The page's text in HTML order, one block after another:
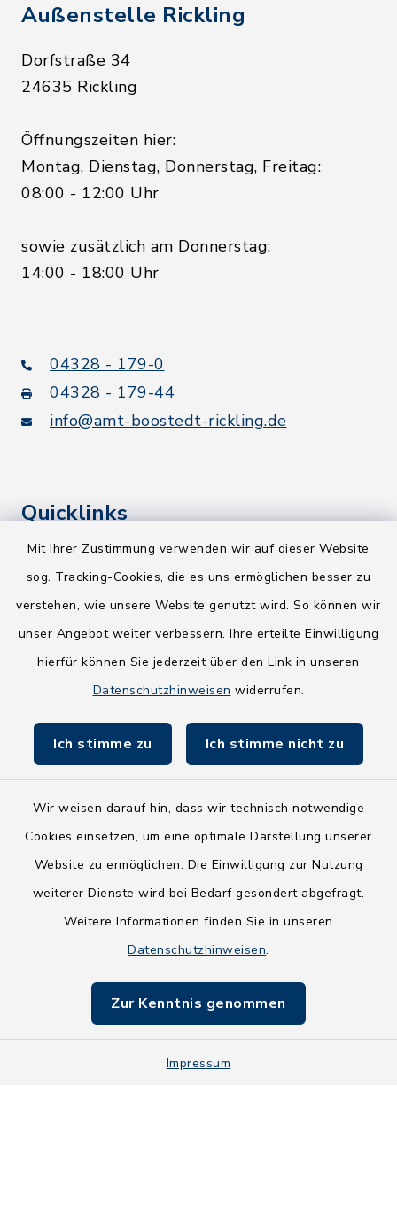
Mit Ihrer Zustimmung verwenden wir auf dieser Website
sog. Tracking-Cookies, die es uns ermöglichen besser zu
verstehen, wie unsere Website genutzt wird. So können wir
unser Angebot weiter verbessern. Ihre erteilte Einwilligung
hierfür können Sie jederzeit über den Link in unseren
Datenschutzhinweisen widerrufen.
Ich stimme zu Ich stimme nicht zu
Wir weisen darauf hin, dass wir technisch notwendige
Cookies einsetzen, um eine optimale Darstellung unserer
Website zu ermöglichen. Die Einwilligung zur Nutzung
weiterer Dienste wird bei Bedarf gesondert abgefragt.
Weitere Informationen finden Sie in unseren
Datenschutzhinweisen.
Zur Kenntnis genommen
Impressum
Außenstelle Rickling
Dorfstraße 34
24635 Rickling
Öffnungszeiten hier:
Montag, Dienstag, Donnerstag, Freitag:
08:00 - 12:00 Uhr
sowie zusätzlich am Donnerstag:
14:00 - 18:00 Uhr
04328 - 179-0
04328 - 179-44
info@amt-boostedt-rickling.de
Quicklinks
Kreis Segeberg
NEU! Amtsbroschüre 2026
Holsteiner Auenland
Fundbüro
Barrierefreiheit
Impressum
Sitemap